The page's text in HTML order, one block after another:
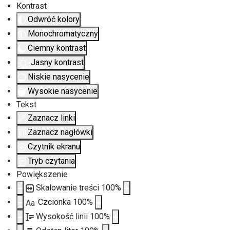
Kontrast
Odwróć kolory
Monochromatyczny
Ciemny kontrast
Jasny kontrast
Niskie nasycenie
Wysokie nasycenie
Tekst
Zaznacz linki
Zaznacz nagłówki
Czytnik ekranu
Tryb czytania
Powiększenie
Skalowanie treści 100%
Aa Czcionka 100%
Wysokość linii 100%